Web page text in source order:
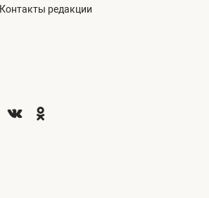
Контакты редакции